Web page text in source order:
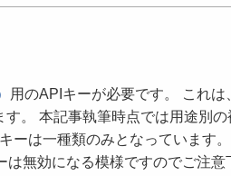
用のAPIキーが必要です。 これは
す。 本記事執筆時点では用途別の
ーは一種類のみとなっています
無効になる模様ですのでご注意